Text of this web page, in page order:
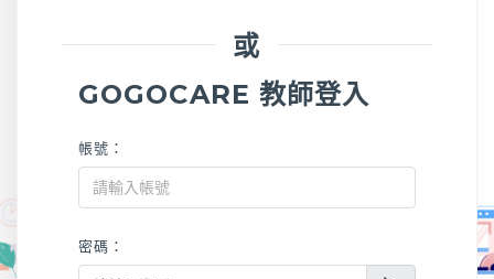
或
GOGOCARE 教師登入
帳號：
密碼：